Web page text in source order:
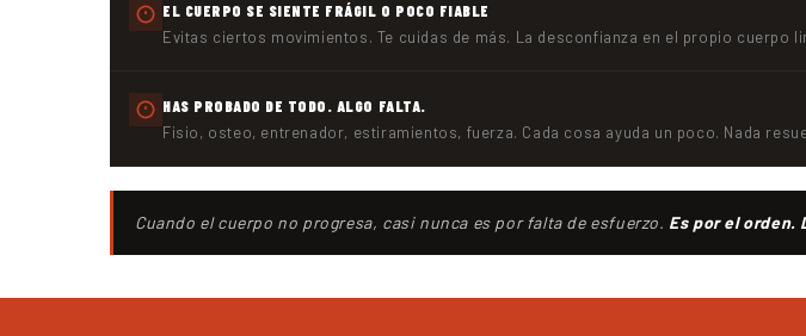
EL CUERPO SE SIENTE FRÁGIL O POCO FIABLE
Evitas ciertos movimientos. Te cuidas de más. La desconfianza en el propio
HAS PROBADO DE TODO. ALGO FALTA.
Fisio, osteo, entrenador, estiramientos, fuerza. Cada cosa ayuda un poco. Nada
Cuando el cuerpo no progresa, casi nunca es por falta de esfuerzo. Es por el orden.